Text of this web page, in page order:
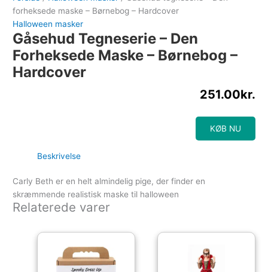
forheksede maske – Børnebog – Hardcover
Halloween masker
Gåsehud Tegneserie – Den
Forheksede Maske – Børnebog –
Hardcover
251.00kr.
KØB NU
Beskrivelse
Carly Beth er en helt almindelig pige, der finder en
skræmmende realistisk maske til halloween
Relaterede varer